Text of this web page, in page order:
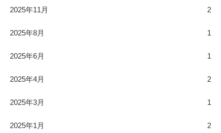
2025年11月 2
2025年8月 1
2025年6月 1
2025年4月 2
2025年3月 1
2025年1月 2